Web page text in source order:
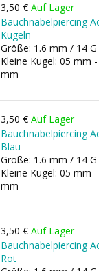
3,50 € Auf Lager
Bauchnabelpiercing
Kugeln
Größe: 1.6 mm / 14
Kleine Kugel: 05 mm
mm
3,50 € Auf Lager
Bauchnabelpiercing
Blau
Größe: 1.6 mm / 14
Kleine Kugel: 05 mm
mm
3,50 € Auf Lager
Bauchnabelpiercing
Rot